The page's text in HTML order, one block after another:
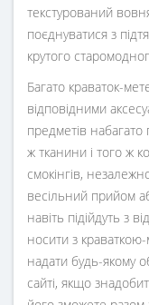
текстурований
поєднуватися з
крутого
Багато краваток-
відповідними
предметів набагато
ж тканини і того ж
смокінгів,
весільний прийом
навіть підійдуть з
носити з
надати будь-якому
сайті, якщо